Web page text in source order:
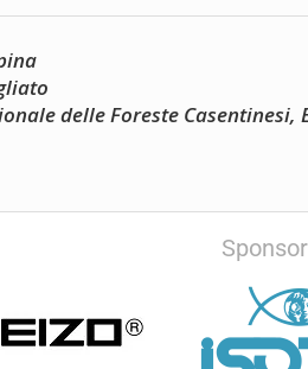
delle Foreste Casentinesi,